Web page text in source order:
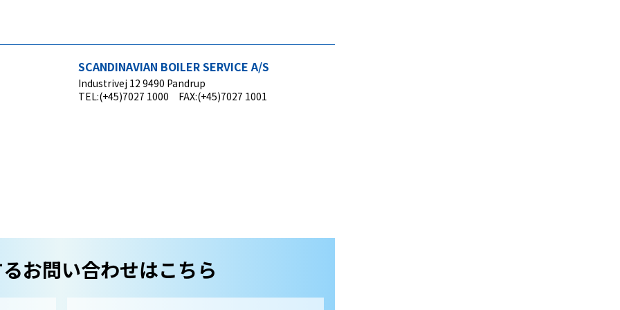
SCANDINAVIAN BOILER SERVICE A/S
Industrivej 12 9490 Pandrup
TEL:(+45)7027 1000 FAX:(+45)7027 1001
お問い合わせはこちら